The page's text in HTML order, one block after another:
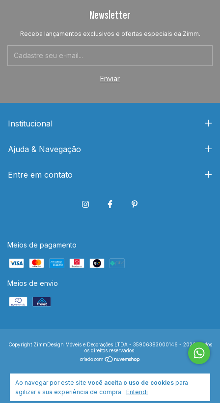
Ao navegar por este site você aceita o uso de cookies para
agilizar a sua experiência de compra. Entendi
Newsletter
Receba lançamentos exclusivos e ofertas especiais da Zimm.
Institucional
Ajuda & Navegação
Entre em contato
Meios de pagamento
Meios de envio
Copyright ZimmDesign Móveis e Decorações LTDA - 35906383000146 - 2026. Todos
os direitos reservados.